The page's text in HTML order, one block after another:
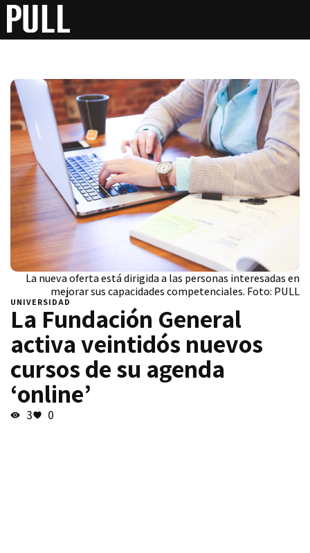
La nueva oferta está dirigida a las personas interesadas en
mejorar sus capacidades competenciales. Foto: PULL
UNIVERSIDAD
La Fundación General
activa veintidós nuevos
cursos de su agenda
‘online’
3 0